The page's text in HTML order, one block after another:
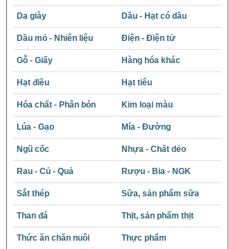
Da giày Dầu - Hạt có dầu
Dầu mỏ - Nhiên liệu Điện - Điện tử
Gỗ - Giấy Hàng hóa khác
Hạt điều Hạt tiêu
Hóa chất - Phân bón Kim loại màu
Lúa - Gạo Mía - Đường
Ngũ cốc Nhựa - Chất dẻo
Rau - Củ - Quả Rượu - Bia - NGK
Sắt thép Sữa, sản phẩm sữa
Than đá Thịt, sản phẩm thịt
Thức ăn chăn nuôi Thực phẩm